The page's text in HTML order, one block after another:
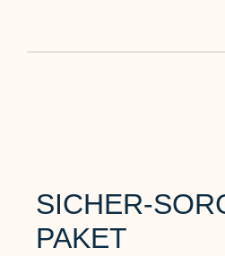
SICHER-
PAKET